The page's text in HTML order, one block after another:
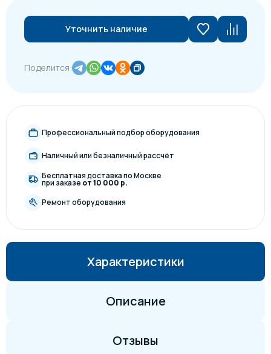
Уточнить наличие
Поделится:
Профессиональный подбор оборудования
Наличный или безналичный рассчёт
Бесплатная доставка по Москве
при заказе от 10 000 р.
Ремонт оборудования
Характеристики
Описание
Отзывы